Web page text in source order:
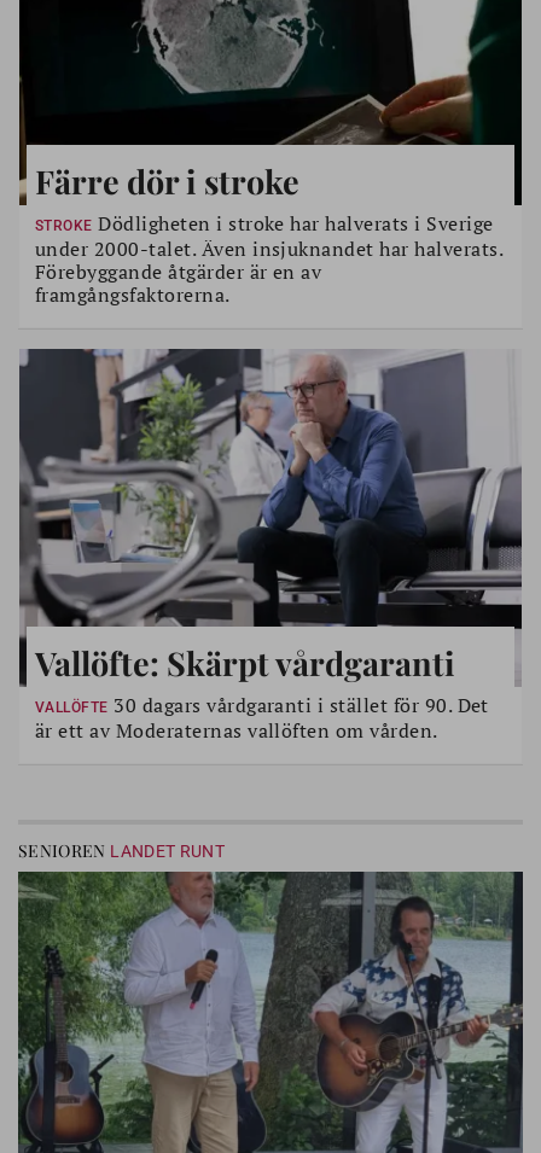
Färre dör i stroke
STROKE Dödligheten i stroke har halverats i Sverige
under 2000-talet. Även insjuknandet har halverats.
Förebyggande åtgärder är en av
framgångsfaktorerna.
Vallöfte: Skärpt vårdgaranti
VALLÖFTE 30 dagars vårdgaranti i stället för 90. Det
är ett av Moderaternas vallöften om vården.
SENIOREN LANDET RUNT